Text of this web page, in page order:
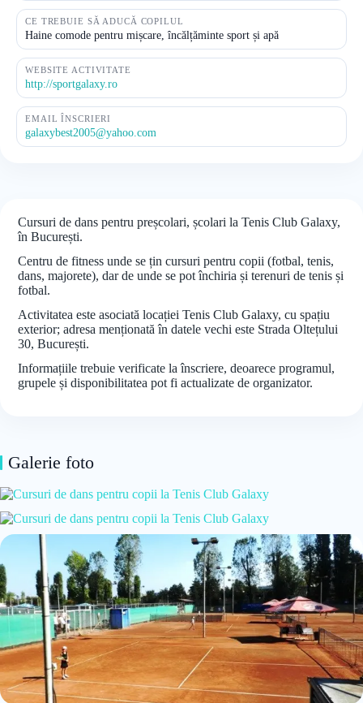
CE TREBUIE SĂ ADUCĂ COPILUL
Haine comode pentru mișcare, încălțăminte sport și apă
WEBSITE ACTIVITATE
http://sportgalaxy.ro
EMAIL ÎNSCRIERI
galaxybest2005@yahoo.com
Cursuri de dans pentru preșcolari, școlari la Tenis Club Galaxy,
în București.
Centru de fitness unde se țin cursuri pentru copii (fotbal, tenis,
dans, majorete), dar de unde se pot închiria și terenuri de tenis și
fotbal.
Activitatea este asociată locației Tenis Club Galaxy, cu spațiu
exterior; adresa menționată în datele vechi este Strada Oltețului
30, București.
Informațiile trebuie verificate la înscriere, deoarece programul,
grupele și disponibilitatea pot fi actualizate de organizator.
Galerie foto